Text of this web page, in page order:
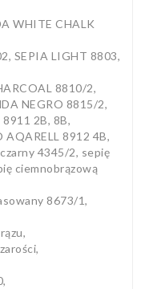
WHITE CHALK
SEPIA LIGHT 8803,
8810/2,
NEGRO 8815/2,
2B, 8B,
AQARELL 8912 4B,
4345/2, sepię
ciemnobrązową
8673/1,